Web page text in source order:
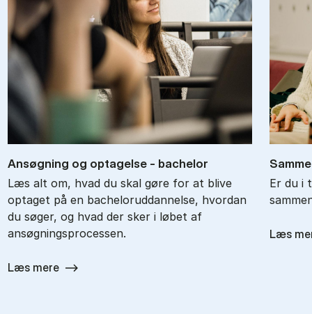
An­søg­ning og op­ta­gel­se - ba­chel­or
Læs alt om, hvad du skal gøre for at blive
optaget på en bacheloruddannelse, hvordan
du søger, og hvad der sker i løbet af
ansøgningsprocessen.
Læs mere
Er du i
Læs